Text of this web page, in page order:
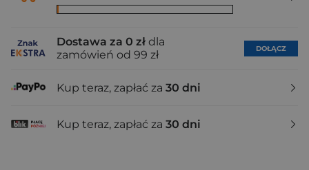
Dostawa za 0 zł dla
zamówień od 99 zł
DOŁĄCZ
Kup teraz, zapłać za 30 dni
Kup teraz, zapłać za 30 dni